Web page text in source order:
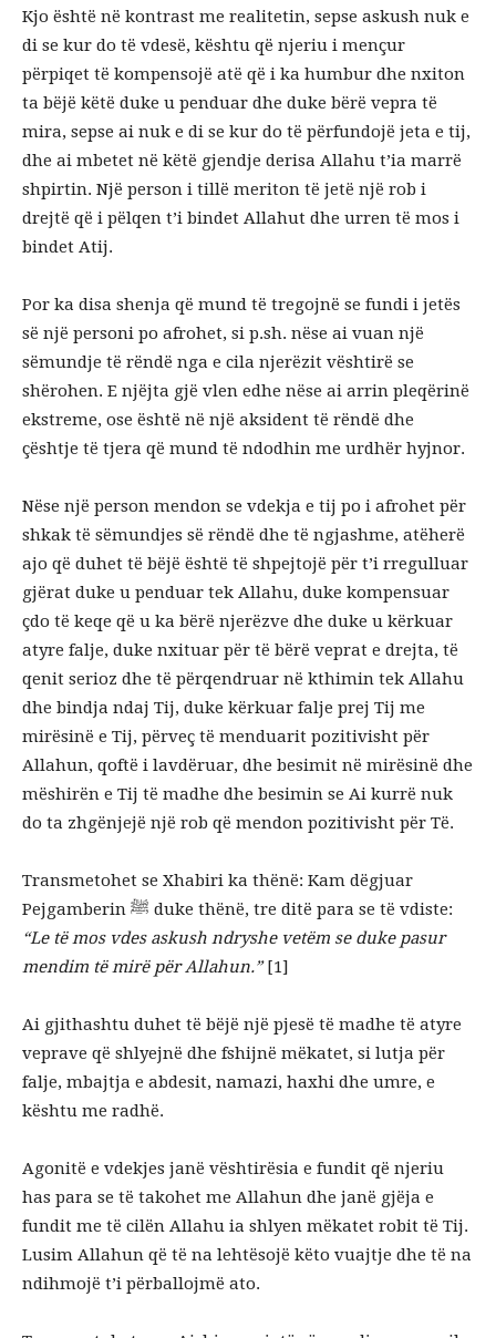
Kjo është në kontrast me realitetin, sepse askush nuk e
di se kur do të vdesë, kështu që njeriu i mençur
përpiqet të kompensojë atë që i ka humbur dhe nxiton
ta bëjë këtë duke u penduar dhe duke bërë vepra të
mira, sepse ai nuk e di se kur do të përfundojë jeta e tij,
dhe ai mbetet në këtë gjendje derisa Allahu t’ia marrë
shpirtin. Një person i tillë meriton të jetë një rob i
drejtë që i pëlqen t’i bindet Allahut dhe urren të mos i
bindet Atij.
Por ka disa shenja që mund të tregojnë se fundi i jetës
së një personi po afrohet, si p.sh. nëse ai vuan një
sëmundje të rëndë nga e cila njerëzit vështirë se
shërohen. E njëjta gjë vlen edhe nëse ai arrin pleqërinë
ekstreme, ose është në një aksident të rëndë dhe
çështje të tjera që mund të ndodhin me urdhër hyjnor.
Nëse një person mendon se vdekja e tij po i afrohet për
shkak të sëmundjes së rëndë dhe të ngjashme, atëherë
ajo që duhet të bëjë është të shpejtojë për t’i rregulluar
gjërat duke u penduar tek Allahu, duke kompensuar
çdo të keqe që u ka bërë njerëzve dhe duke u kërkuar
atyre falje, duke nxituar për të bërë veprat e drejta, të
qenit serioz dhe të përqendruar në kthimin tek Allahu
dhe bindja ndaj Tij, duke kërkuar falje prej Tij me
mirësinë e Tij, përveç të menduarit pozitivisht për
Allahun, qoftë i lavdëruar, dhe besimit në mirësinë dhe
mëshirën e Tij të madhe dhe besimin se Ai kurrë nuk
do ta zhgënjejë një rob që mendon pozitivisht për Të.
Transmetohet se Xhabiri ka thënë: Kam dëgjuar
Pejgamberin ﷺ duke thënë, tre ditë para se të vdiste:
“Le të mos vdes askush ndryshe vetëm se duke pasur
mendim të mirë për Allahun.”[1]
Ai gjithashtu duhet të bëjë një pjesë të madhe të atyre
veprave që shlyejnë dhe fshijnë mëkatet, si lutja për
falje, mbajtja e abdesit, namazi, haxhi dhe umre, e
kështu me radhë.
Agonitë e vdekjes janë vështirësia e fundit që njeriu
has para se të takohet me Allahun dhe janë gjëja e
fundit me të cilën Allahu ia shlyen mëkatet robit të Tij.
Lusim Allahun që të na lehtësojë këto vuajtje dhe të na
ndihmojë t’i përballojmë ato.